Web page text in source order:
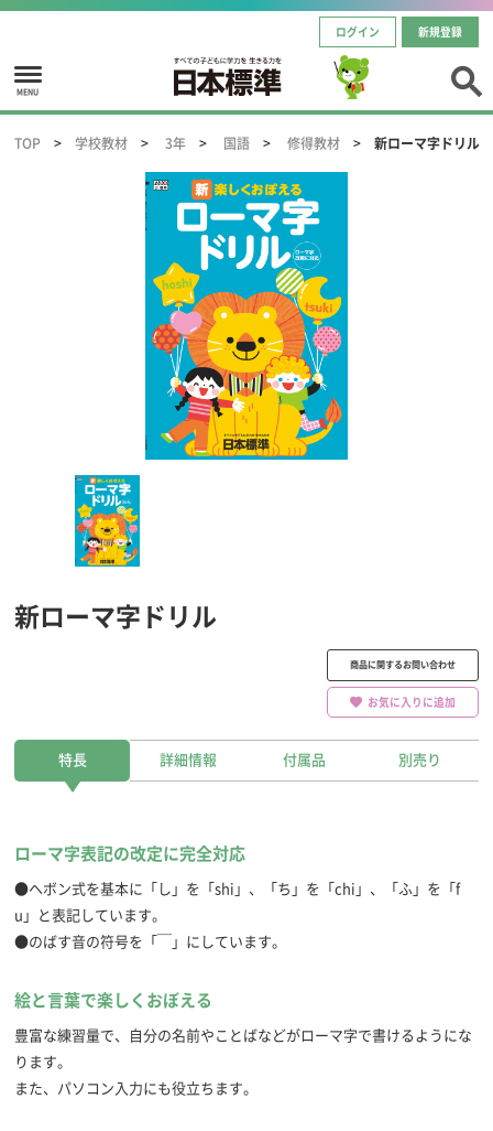
ログイン 新規登録
MENU
TOP 学校教材 3年 国語 修得教材 新ローマ字ドリル
新ローマ字ドリル
商品に関するお問い合わせ
お気に入りに追加
特長 詳細情報 付属品 別売り
ローマ字表記の改定に完全対応
●ヘボン式を基本に「し」を「shi」、「ち」を「chi」、「ふ」を「f
u」と表記しています。
●のばす音の符号を「￣」にしています。
絵と言葉で楽しくおぼえる
豊富な練習量で、自分の名前やことばなどがローマ字で書けるようにな
ります。
また、パソコン入力にも役立ちます。